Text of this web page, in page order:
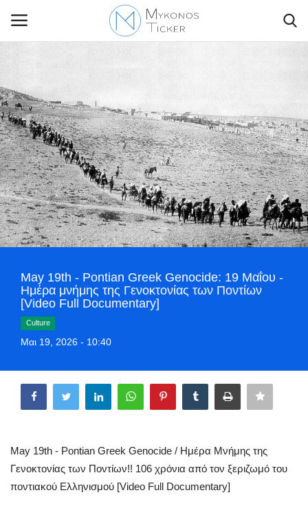
Contact Us
Politique
Business
Travel
World
Style Adorés
Greece
Arts & Culture
Mykonos Ticker TV
May 19th - Pontian Greek Genocide: 19 Μαΐου -
Ημέρα μνήμης της Γενοκτονίας των Ποντίων
[Video Full Documentary]
Culture
Μαι 19, 2026 - 10:40
May 19th - Pontian Greek Genocide / Ημέρα Μνήμης της
Γενοκτονίας των Ποντίων!! 106 χρόνια από τον ξεριζωμό του
ποντιακού Ελληνισμού [Video Full Documentary]